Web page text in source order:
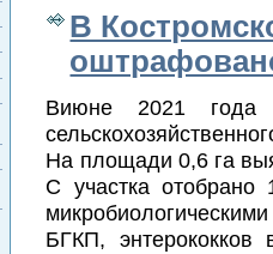
В
Виюне 2021 года
На площади 0,6 га
С участка отобрано
БГКП, энтерококков